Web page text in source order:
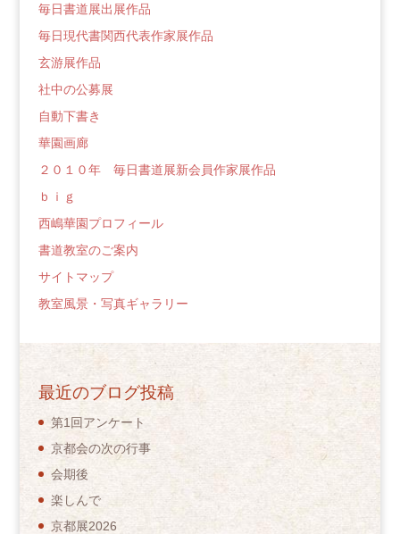
毎日書道展出展作品
毎日現代書関西代表作家展作品
玄游展作品
社中の公募展
自動下書き
華園画廊
２０１０年 毎日書道展新会員作家展作品
ｂｉｇ
西嶋華園プロフィール
書道教室のご案内
サイトマップ
教室風景・写真ギャラリー
最近のブログ投稿
第1回アンケート
京都会の次の行事
会期後
楽しんで
京都展2026